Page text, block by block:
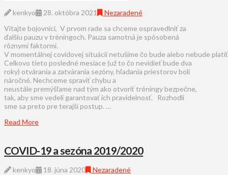
kenkyo 28. októbra 2021
Nezaradené
Vitajte bojovníci, V prvom rade sa chceme ospravedlniť za
ďalšiu pauzu v tréningoch. Pauza samotná je spôsobená
rôznymi faktormi.
V momentálnej covidovej situácií netušíme čo bude alebo nebude
Celkovo tieto posledné mesiace (už to čo nevidieť bude dva
roky) otvárania a zatvárania sezóny, hľadania priestorov boli
náročné. Nechceme spraviť chybu a
neustále premýšľame nad tým ako otvoriť tréningy bezpečne,
tak, aby sme vedeli garantovať ich pravidelnosť. Rozhodli
sme sa preto pre terajší postup. …
Read More
COVID-19 a sezóna 2019/2020
kenkyo 18. júna 2020
Nezaradené